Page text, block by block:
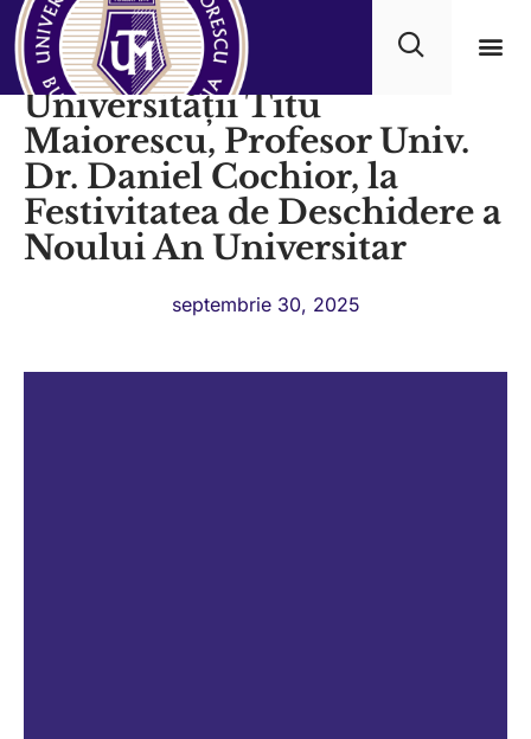
Discursul Rectorului
Universității Titu
Maiorescu, Profesor Univ.
Dr. Daniel Cochior, la
Festivitatea de Deschidere a
Noului An Universitar
septembrie 30, 2025